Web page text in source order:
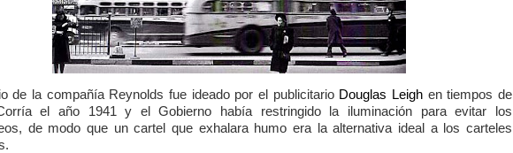
de la compañía Reynolds fue ideado por el publicitario Douglas Leigh en tiempos de
el año 1941 y el Gobierno había restringido la iluminación para evitar los
de modo que un cartel que exhalara humo era la alternativa ideal a los carteles